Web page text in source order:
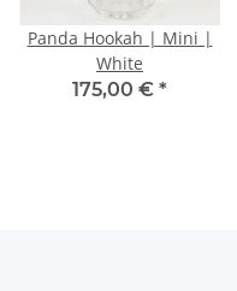
Panda Hookah | Mini |
White
175,00 € *